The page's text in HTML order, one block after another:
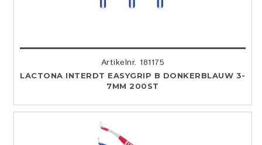
Artikelnr. 181175
LACTONA INTERDT EASYGRIP B DONKERBLAUW 3-
7MM 200ST